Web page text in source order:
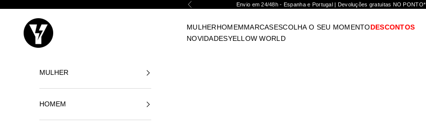
Anterior Envio em 24/48h - Espanha e Portugal | Devoluções gratuitas NO PONTO*
Yellowshop MULHERHOMEMMARCASESCOLHA O SEU MOMENTODESCONTOS
NOVIDADESYELLOW WORLD
MULHER
HOMEM